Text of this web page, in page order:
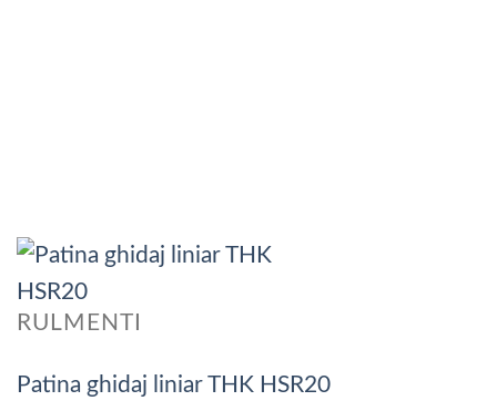
RULMENTI
Patina ghidaj liniar THK HSR20